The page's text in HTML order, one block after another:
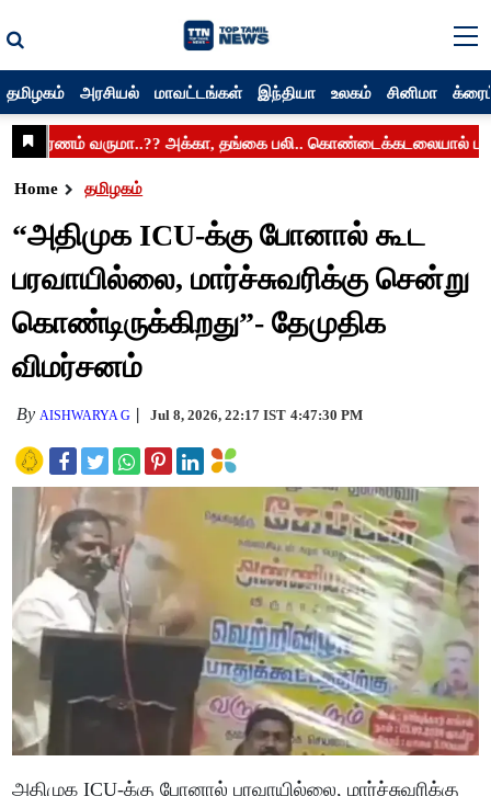
தமிழகம் அரசியல் மாவட்டங்கள் இந்தியா உலகம் சினிமா
Home தமிழகம்
“அதிமுக ICU-க்கு போனால் கூட
பரவாயில்லை, மார்ச்சுவரிக்கு சென்று
கொண்டிருக்கிறது”- தேமுதிக
விமர்சனம்
By AISHWARYA G Jul 8, 2026, 22:17 IST 4:47:30 PM
அதிமுக ICU-க்கு போனால் பரவாயில்லை, மார்ச்சுவரிக்கு